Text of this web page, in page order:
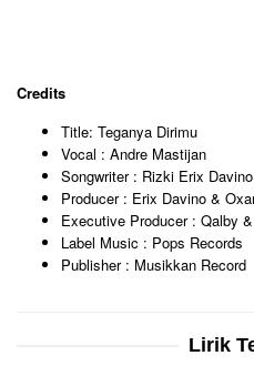
Credits
Title: Teganya Dirimu
Vocal : Andre Mastijan
Songwriter : Rizki Erix Davino
Producer : Erix Davino &
Executive Producer : Qalby
Label Music : Pops Records
Publisher : Musikkan Record
Lirik